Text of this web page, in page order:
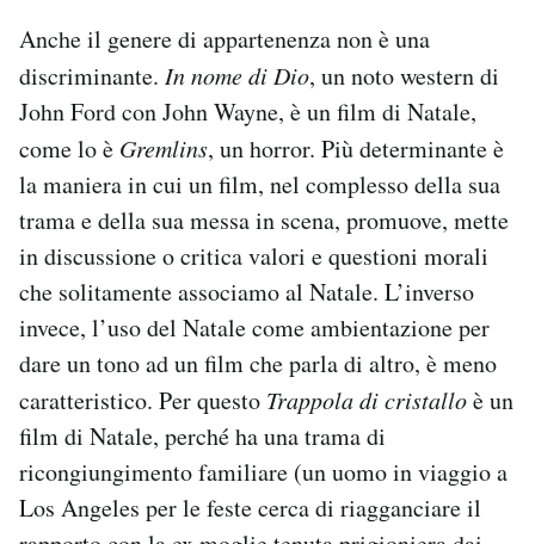
Anche il genere di appartenenza non è una
discriminante. In nome di Dio, un noto western di
John Ford con John Wayne, è un film di Natale,
come lo è Gremlins, un horror. Più determinante è
la maniera in cui un film, nel complesso della sua
trama e della sua messa in scena, promuove, mette
in discussione o critica valori e questioni morali
che solitamente associamo al Natale. L’inverso
invece, l’uso del Natale come ambientazione per
dare un tono ad un film che parla di altro, è meno
caratteristico. Per questo Trappola di cristalloè un
film di Natale, perché ha una trama di
ricongiungimento familiare (un uomo in viaggio a
Los Angeles per le feste cerca di riagganciare il